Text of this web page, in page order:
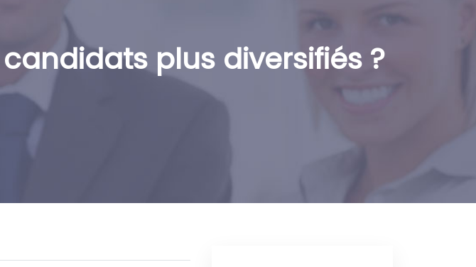
plus diversifiés ?